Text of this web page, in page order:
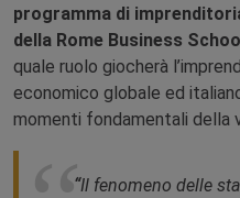
programma di
della Rome Business School
quale ruolo giocherà
economico globale ed
momenti fondamentali della
“Il fenomeno delle